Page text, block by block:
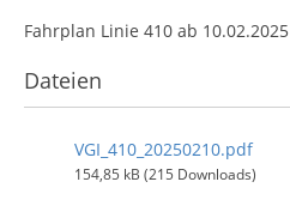
Fahrplan Linie 410 ab 10.02.2025
Dateien
VGI_410_20250210.pdf
154,85 kB (215 Downloads)